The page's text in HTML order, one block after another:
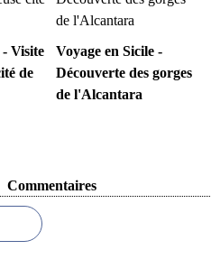
- Visite
de
Voyage en Sicile -
Découverte des gorges
de l'Alcantara
Commentaires